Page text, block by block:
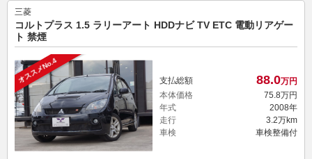
三菱
コルトプラス 1.5 ラリーアート HDDナビ TV ETC 電動リアゲー
ト 禁煙
オススメNo.4 支払総額 88.0万円
本体価格
75. 8万円
年式
2008年
走行
3.2万km
車検
車検整備付